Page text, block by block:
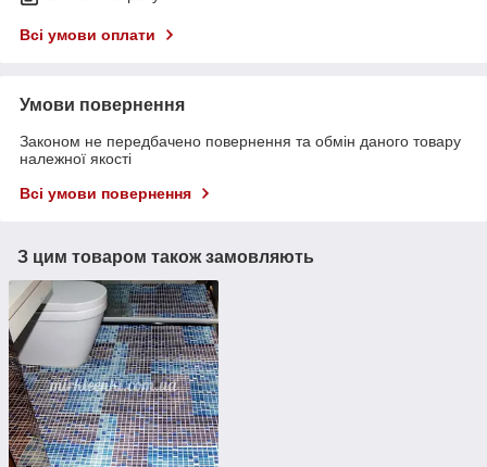
Всі умови оплати
Умови повернення
Законом не передбачено повернення та обмін даного товару
належної якості
Всі умови повернення
З цим товаром також замовляють